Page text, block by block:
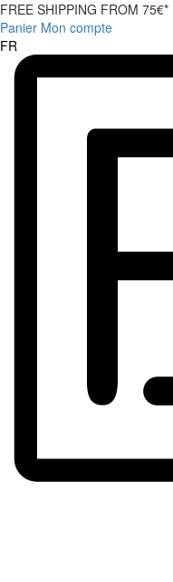
FREE SHIPPING FROM 75€*
Panier Mon compte
FR